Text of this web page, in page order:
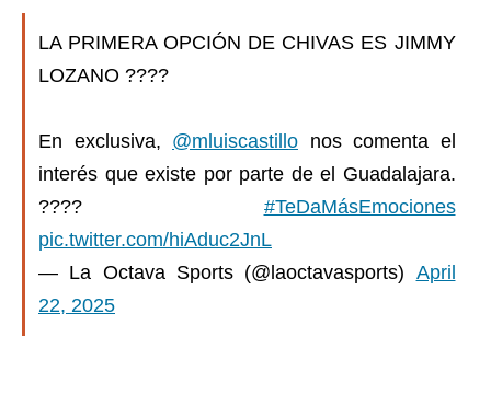
LA PRIMERA OPCIÓN DE CHIVAS ES JIMMY
LOZANO ????
En exclusiva, @mluiscastillo nos comenta el
interés que existe por parte de el Guadalajara.
???? #TeDaMásEmociones
pic.twitter.com/hiAduc2JnL
— La Octava Sports (@laoctavasports) April
22, 2025